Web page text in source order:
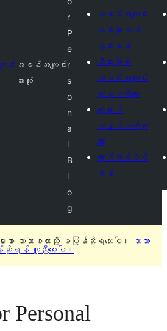
င်း အခင်းအကျင်း
အားလုံး
r
P
e
r
s
o
n
a
l
B
l
o
g
အခင်းအကျင်း
တစ်ခု တင်
သွင်းရန်
စီးပွားဖြစ်
အခင်းအကျင်း
ကုမ္ပဏီများ
ကျွန်ုပ်
အနှစ်သက်ဆုံး
များ
လော့ဂ်အင်ဝင်
ရန်
ာ ဘာသာစကားသို့ မပြန်ဆိုရသေးပါ။
ဘာသာ
ဆိုရန် ကူညီပေးပါ။
Personal